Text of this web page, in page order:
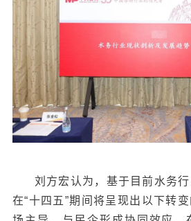
刘方宏认为，基于目前水务行
在“十四五”期间将呈现出以下转